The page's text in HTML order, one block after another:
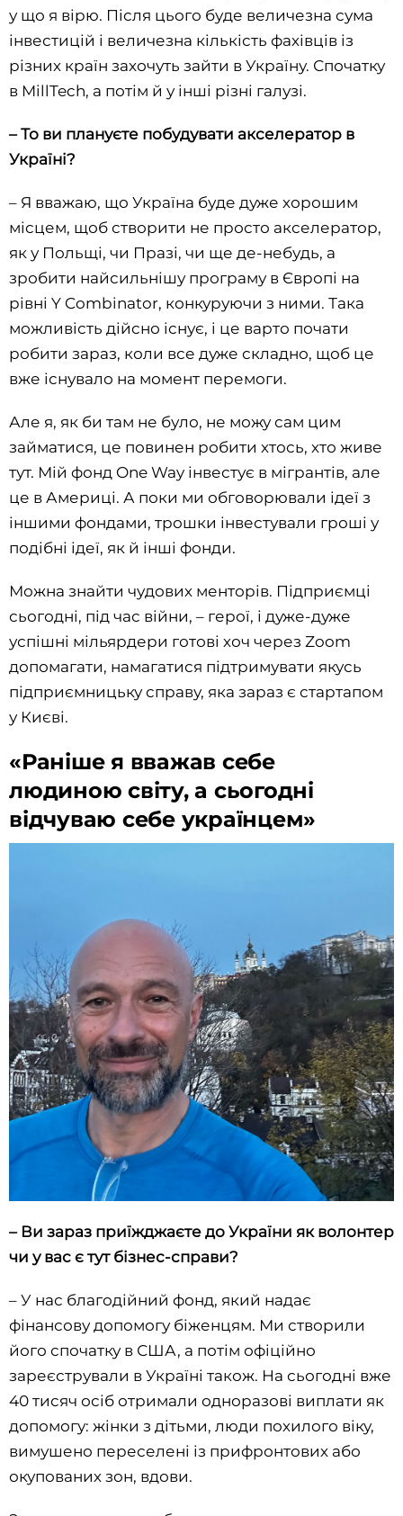
у що я вірю. Після цього буде величезна сума
інвестицій і величезна кількість фахівців із
різних країн захочуть зайти в Україну. Спочатку
в MillTech, а потім й у інші різні галузі.
– То ви плануєте побудувати акселератор в
Україні?
– Я вважаю, що Україна буде дуже хорошим
місцем, щоб створити не просто акселератор,
як у Польщі, чи Празі, чи ще де-небудь, а
зробити найсильнішу програму в Європі на
рівні Y Combinator, конкуруючи з ними. Така
можливість дійсно існує, і це варто почати
робити зараз, коли все дуже складно, щоб це
вже існувало на момент перемоги.
Але я, як би там не було, не можу сам цим
займатися, це повинен робити хтось, хто живе
тут. Мій фонд One Way інвестує в мігрантів, але
це в Америці. А поки ми обговорювали ідеї з
іншими фондами, трошки інвестували гроші у
подібні ідеї, як й інші фонди.
Можна знайти чудових менторів. Підприємці
сьогодні, під час війни, – герої, і дуже-дуже
успішні мільярдери готові хоч через Zoom
допомагати, намагатися підтримувати якусь
підприємницьку справу, яка зараз є стартапом
у Києві.
«Раніше я вважав себе
людиною світу, а сьогодні
відчуваю себе українцем»
– Ви зараз приїжджаєте до України як волонтер
чи у вас є тут бізнес-справи?
– У нас благодійний фонд, який надає
фінансову допомогу біженцям. Ми створили
його спочатку в США, а потім офіційно
зареєстрували в Україні також. На сьогодні вже
40 тисяч осіб отримали одноразові виплати як
допомогу: жінки з дітьми, люди похилого віку,
вимушено переселені із прифронтових або
окупованих зон, вдови.